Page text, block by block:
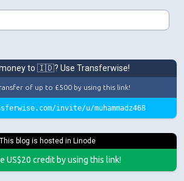
to 🇮🇩? Use Transferwise!
of up to £500 by using this link!
invite/u/muhammadz468
This blog is hosted in Linode
US$20 credit by using this link!